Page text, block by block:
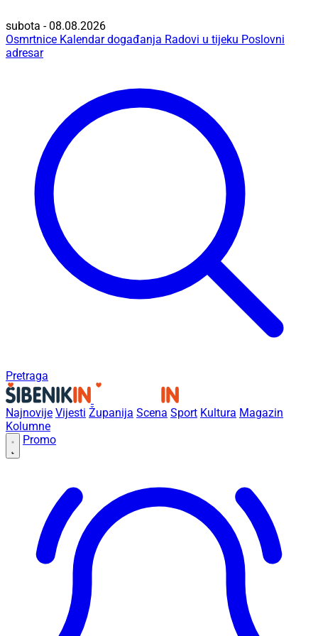
subota - 08.08.2026
Osmrtnice Kalendar događanja Radovi u tijeku Poslovni
adresar
Pretraga
Najnovije Vijesti Županija Scena Sport Kultura Magazin
Kolumne
Promo